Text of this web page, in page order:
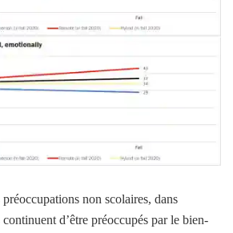
non scolaires, dans
continuent d’être préoccupés par le bien-